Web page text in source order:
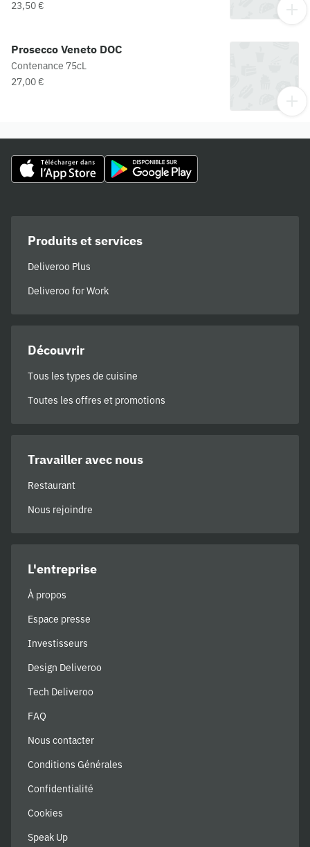
23,50 €
Prosecco Veneto DOC
Contenance 75cL
27,00 €
Produits et services
Deliveroo Plus
Deliveroo for Work
Découvrir
Tous les types de cuisine
Toutes les offres et promotions
Travailler avec nous
Restaurant
Nous rejoindre
L'entreprise
À propos
Espace presse
Investisseurs
Design Deliveroo
Tech Deliveroo
FAQ
Nous contacter
Conditions Générales
Confidentialité
Cookies
Speak Up